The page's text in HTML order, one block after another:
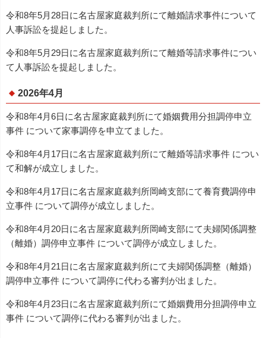
令和8年5月28日に名古屋家庭裁判所にて離婚請求事件について
人事訴訟を提起しました。
令和8年5月29日に名古屋家庭裁判所にて離婚等請求事件につい
て人事訴訟を提起しました。
2026年4月
令和8年4月6日に名古屋家庭裁判所にて婚姻費用分担調停申立
事件 について家事調停を申立てました。
令和8年4月17日に名古屋家庭裁判所にて離婚等請求事件 につい
て和解が成立しました。
令和8年4月17日に名古屋家庭裁判所岡崎支部にて養育費調停申
立事件 について調停が成立しました。
令和8年4月20日に名古屋家庭裁判所岡崎支部にて夫婦関係調整
（離婚）調停申立事件 について調停が成立しました。
令和8年4月21日に名古屋家庭裁判所にて夫婦関係調整（離婚）
調停申立事件 について調停に代わる審判が出ました。
令和8年4月23日に名古屋家庭裁判所にて婚姻費用分担調停申立
事件 について調停に代わる審判が出ました。